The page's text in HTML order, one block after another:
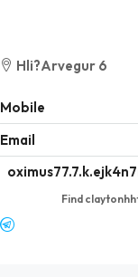
Hli?Arvegur 6
Mobile
Email
Find